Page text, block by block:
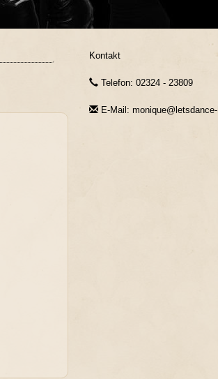
Kontakt
Telefon: 02324 - 23809
E-Mail: